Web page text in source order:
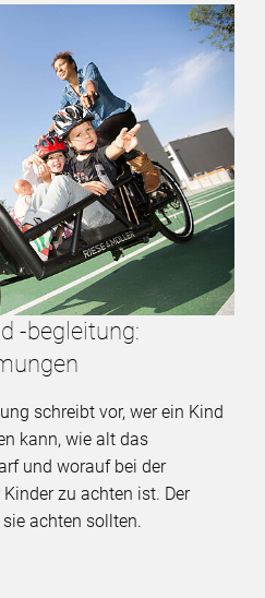
-begleitung:
schreibt vor, wer ein Kind
kann, wie alt das
und worauf bei der
zu achten ist. Der
achten sollten.